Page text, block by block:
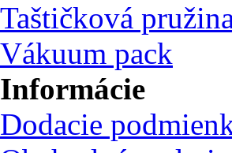
Taštičková
Vákuum pack
Informácie
Dodacie